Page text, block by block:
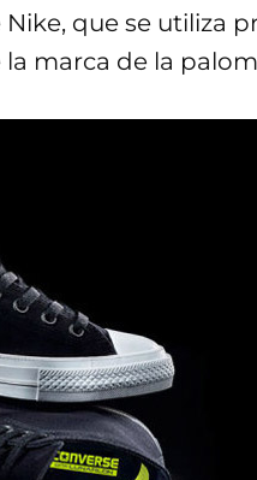
que se utiliza
marca de la